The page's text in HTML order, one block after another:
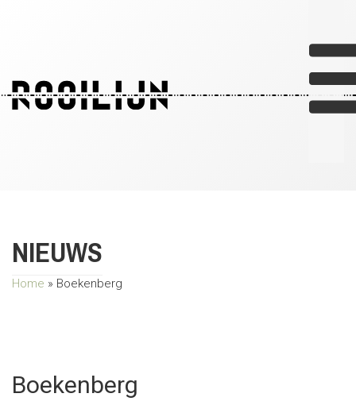
NIEUWS
Home » Boekenberg
Boekenberg